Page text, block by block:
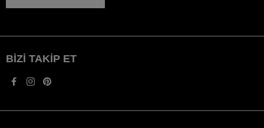
BIZI TAKIP ET